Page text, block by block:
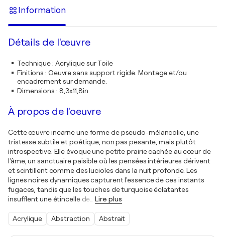
Information
Détails de l'œuvre
Technique: Acrylique sur Toile
Finitions : Oeuvre sans support rigide. Montage et/ou
encadrement sur demande.
Dimensions : 8,3x11,8in
À propos de l'oeuvre
Cette œuvre incarne une forme de pseudo-mélancolie, une
tristesse subtile et poétique, non pas pesante, mais plutôt
introspective. Elle évoque une petite prairie cachée au cœur de
l'âme, un sanctuaire paisible où les pensées intérieures dérivent
et scintillent comme des lucioles dans la nuit profonde. Les
lignes noires dynamiques capturent l'essence de ces instants
fugaces, tandis que les touches de turquoise éclatantes
insufflent une étincelle de
Lire plus
Acrylique Abstraction Abstrait